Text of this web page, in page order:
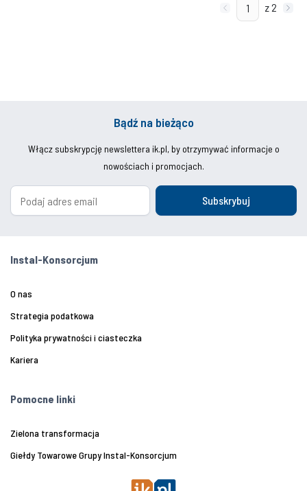
z 2
Bądź na bieżąco
Włącz subskrypcję newslettera ik.pl, by otrzymywać informacje o
nowościach i promocjach.
Subskrybuj
Instal-Konsorcjum
O nas
Strategia podatkowa
Polityka prywatności i ciasteczka
Kariera
Pomocne linki
Zielona transformacja
Giełdy Towarowe Grupy Instal-Konsorcjum